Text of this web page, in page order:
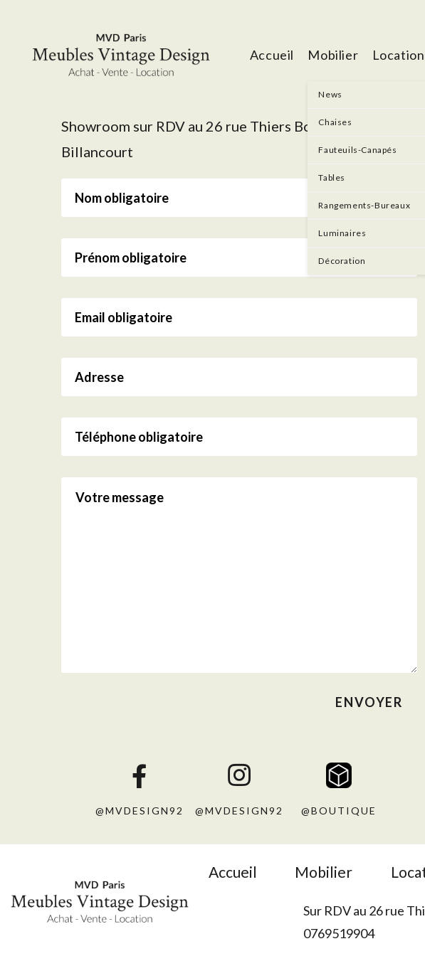
Accueil Mobilier
News
Chaises
Fauteuils-Canapés
Tables
Rangements-Bureaux
Luminaires
Décoration
Location
Showroom sur RDV au 26 rue Thiers Boulogne-
Billancourt
@MVDESIGN92 @MVDESIGN92 @BOUTIQUE
Accueil Mobilier
Sur RDV au 26 rue
0769519904